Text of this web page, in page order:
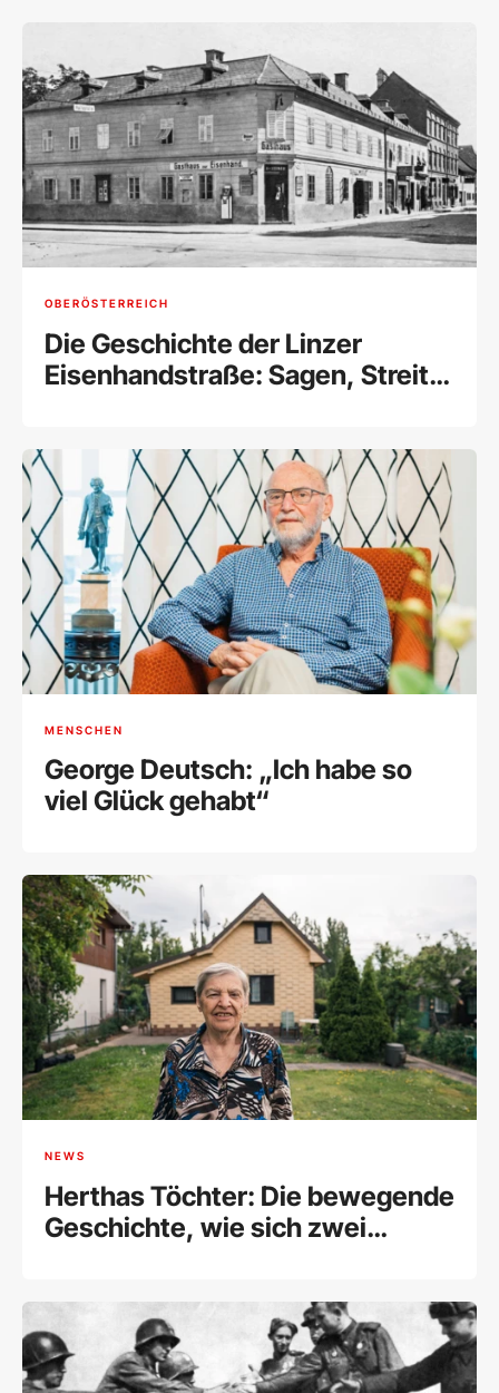
OBERÖSTERREICH
Die Geschichte der Linzer
Eisenhandstraße: Sagen, Streit
MENSCHEN
George Deutsch: „Ich habe so
viel Glück gehabt“
NEWS
Herthas Töchter: Die bewegende
Geschichte, wie sich zwei